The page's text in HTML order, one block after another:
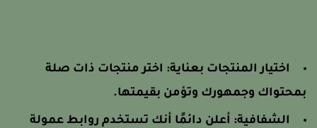
اختيار المنتجات بعناية:اختر منتجات ذات صلة
وجمهورك وتؤمن بقيمتها.
الشفافية:أعلن دائمًا أنك تستخدم روابط عمولة